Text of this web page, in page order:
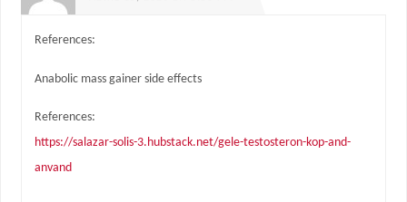
References:
Anabolic mass gainer side effects
References:
https://salazar-solis-3.hubstack.net/gele-testosteron-kop-and-
anvand